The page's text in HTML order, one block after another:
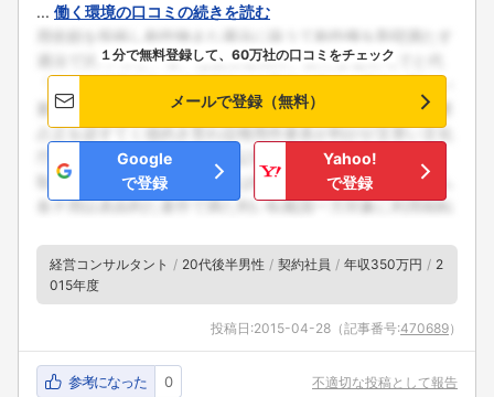
... 働く環境の口コミの続きを読む
１分で無料登録して、60万社の口コミをチェック
メールで登録（無料）
Google
で登録
Yahoo!
で登録
経営コンサルタント 20代後半男性 契約社員 年収350万円
2
015年度
投稿日:2015-04-28 （記事番号:470689）
参考になった 0 不適切な投稿として報告